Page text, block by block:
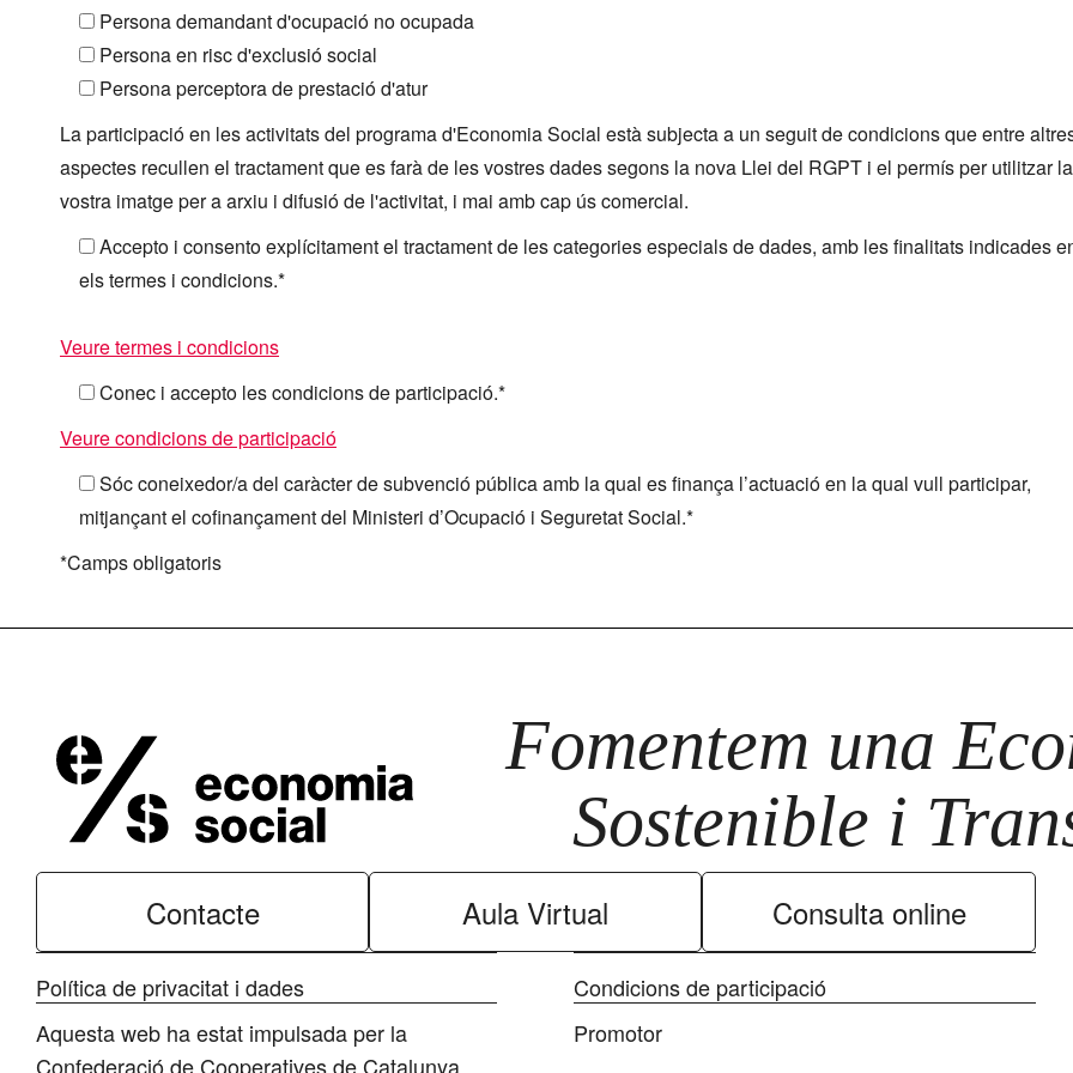
Persona demandant d'ocupació no ocupada
Persona en risc d'exclusió social
Persona perceptora de prestació d'atur
La participació en les activitats del programa d'Economia Social està subjecta a un seguit de condicions que entre
aspectes recullen el tractament que es farà de les vostres dades segons la nova Llei del RGPT i el permís per utilitzar la
vostra imatge per a arxiu i difusió de l'activitat, i mai amb cap ús comercial.
Accepto i consento explícitament el tractament de les categories especials de dades, amb les finalitats indicades
els termes i condicions.*
Veure termes i condicions
Conec i accepto les condicions de participació.*
Veure condicions de participació
Sóc coneixedor/a del caràcter de subvenció pública amb la qual es finança l’actuació en la qual vull participar,
mitjançant el cofinançament del Ministeri d’Ocupació i Seguretat Social.*
*Camps obligatoris
Fomentem una
Sostenible i
Contacte Aula Virtual Consulta online
Política de privacitat i dades
Condicions de participació
Aquesta web ha estat impulsada per la
Confederació de Cooperatives de Catalunya
Promotor